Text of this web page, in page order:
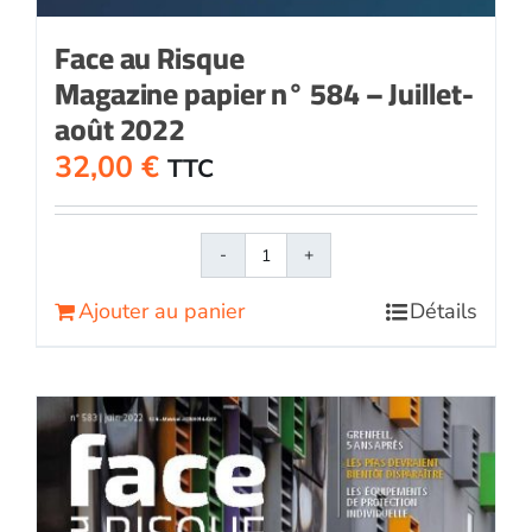
Face au Risque
Magazine papier n° 584 – Juillet-
août 2022
32,00 € TTC
quantité
papier
n°
584
-
Juillet-
Ajouter au panier Détails